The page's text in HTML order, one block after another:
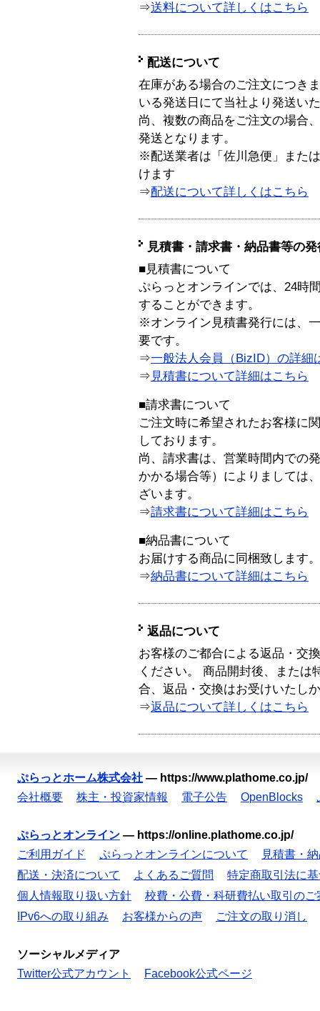
⇒送料について詳しくはこちら
配送について
在庫がある場合のご注文につき
いる発送日にて当社より発送い
尚、複数の商品をご注文の場合
発送となります。
※配送業者は「佐川急便」また
けます
⇒配送について詳しくはこちら
見積書・請求書・納品書等の
■見積書について
ぷらっとオンラインでは、24時
することができます。
※オンライン見積書発行には、
要です。
⇒一般法人会員（BizID）の詳細
⇒ 見積書について詳細はこちら
■請求書について
ご注文時に希望されたお客様に
しております。
尚、請求書は、営業時間内での
かかる場合等）によりましては
ざいます。
⇒請求書について詳細はこちら
■納品書について
お届けする商品に同梱致します。
⇒納品書について詳細はこちら
返品について
お客様のご都合による返品・交
ください。 商品開封後、または
合、返品・交換はお受けいたし
⇒返品について詳しくはこちら
ぷらっとホーム株式会社 — https://www.plathome.co.jp/
会社概要
株主・投資家情報 電子公告 OpenBlocks
ぷらっとオンライン — https://online.plathome.co.jp/
ご利用ガイド
ぷらっとオンラインについて
見積書・
配送・決済について
よくあるご質問
特定商取引法に
個人情報取り扱い方針
校費・公費・科研費払い取引のご
IPv6への取り組み
お客様からの声 ご注文の取り消し
ソーシャルメディア
Twitter公式アカウント
Facebook公式ページ